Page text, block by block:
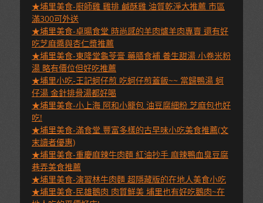
★埔里美食-廚師雞 雞排 鹹酥雞 油質乾淨大推薦 市區
滿300可外送
★埔里美食-卓暘食堂 時尚感的羊肉爐羊肉專賣 還有好
吃芝麻醬與杏仁漿推薦
★埔里美食-東隆堂龜苓膏 藥膳食補 養生甜湯 小卷米粉
湯 略有價位但好吃推薦
★埔里小吃-王記蚵仔煎 吃蚵仔煎蓋飯~~ 當歸鴨湯 蚵
仔湯 金針排骨湯都好喝
★埔里美食-小上海 阿和小籠包 油豆腐細粉 芝麻包也好
吃!
★埔里美食-滿食堂 豐富多樣的古早味小吃美食推薦(文
末讀者優惠)
★埔里美食-重慶麻辣牛肉麵 紅油抄手 麻辣鴨血臭豆腐
巷弄美食推薦
★埔里美食-演習林牛肉麵 超隱藏版的在地人美食小吃
★埔里美食-民雄鵝肉 肉質鮮美 埔里也有好吃鵝肉~在